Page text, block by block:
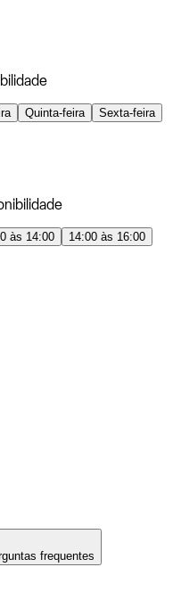
Quinta-feira
Sexta-feira
às 14:00
14:00 às 16:00
frequentes